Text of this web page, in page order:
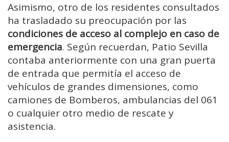
Asimismo, otro de los residentes consultados
ha trasladado su preocupación por las
condiciones de acceso al complejo en caso de
emergencia. Según recuerdan, Patio Sevilla
contaba anteriormente con una gran puerta
de entrada que permitía el acceso de
vehículos de grandes dimensiones, como
camiones de Bomberos, ambulancias del 061
o cualquier otro medio de rescate y
asistencia.